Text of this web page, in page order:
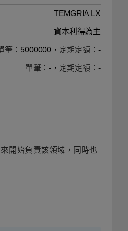
TEMGRIA LX
資本利得為主
筆：5000000，定期定額：-
單筆：-，定期定額：-
開始負責該領域，同時也